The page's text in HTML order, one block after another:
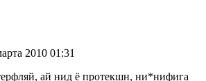
2010 01:31
ай нид ё протекшн, ни*нифига